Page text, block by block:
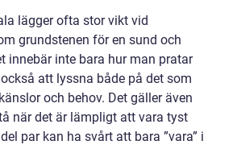
lägger ofta stor vikt vid
grundstenen för en sund och
innebär inte bara hur man pratar
att lyssna både på det som
och behov. Det gäller även
när det är lämpligt att vara tyst
par kan ha svårt att bara ”vara” i